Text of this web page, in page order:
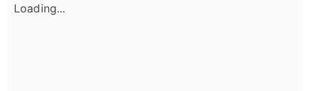
Loading...